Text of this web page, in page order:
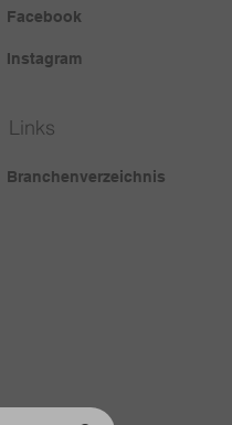
Facebook
Instagram
Links
Branchenverzeichnis